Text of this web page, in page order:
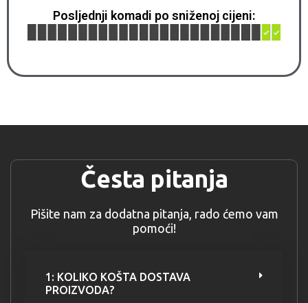
Posljednji komadi po sniženoj cijeni:
Česta pitanja
Pišite nam za dodatna pitanja, rado ćemo vam
pomoći!
1: KOLIKO KOŠTA DOSTAVA
PROIZVODA?